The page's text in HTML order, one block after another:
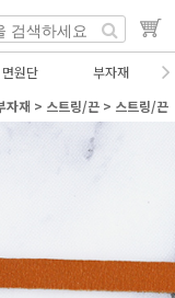
면원단
부자재
자재 > 스트링/끈 > 스트링/끈